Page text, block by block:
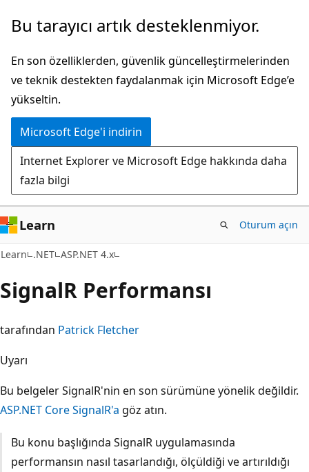
Ana
atla
Bu tarayıcı artık desteklenmiyor.
En son özelliklerden, güvenlik güncelleştirmelerinden
ve teknik destekten faydalanmak için Microsoft Edge’e
yükseltin.
Microsoft Edge'i indirin
Internet Explorer ve Microsoft Edge hakkında daha
fazla bilgi
Learn Oturum açın
Learn .NET ASP.NET 4.x
SignalR Performansı
tarafından Patrick Fletcher
Uyarı
Bu belgeler SignalR'nin en son sürümüne yönelik değildir.
ASP.NET Core SignalR'a göz atın.
Bu konu başlığında SignalR uygulamasında
performansın nasıl tasarlandığı, ölçüldiği ve artırıldığı